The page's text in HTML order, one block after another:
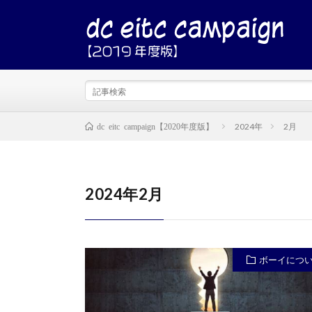
dc eitc campaign【2020年度版】 2024年 2月
2024年2月
ボーイにつ